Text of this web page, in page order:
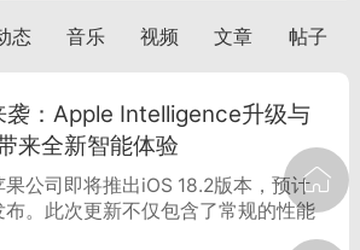
工作台
态 音乐 视频 文章 帖子
袭：Apple Intelligence升级与
来全新智能体验
公司即将推出iOS 18.2版本，预计
布。此次更新不仅包含了常规的性能